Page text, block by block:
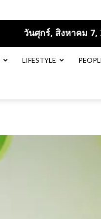
วันศุกร์, สิงหาคม 7,
LIFESTYLE